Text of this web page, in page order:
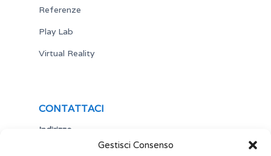
Gestisci Consenso
Referenze
Play Lab
Virtual Reality
CONTATTACI
Indirizzo
Via Antonio Gramsci,19